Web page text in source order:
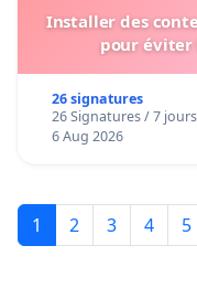
Installer des
pour éviter
26 signatures
26 Signatures / 7 jours
6 Aug 2026
1 2 3 4 5